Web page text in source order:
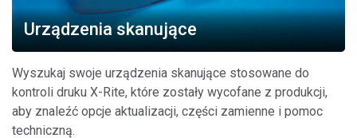
Urządzenia skanujące
Wyszukaj swoje urządzenia skanujące stosowane do
kontroli druku X-Rite, które zostały wycofane z produkcji,
aby znaleźć opcje aktualizacji, części zamienne i pomoc
techniczną.